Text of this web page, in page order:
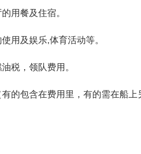
用餐及住宿。
用及娱乐,体育活动等。
税，领队费用。
的包含在费用里，有的需在船上